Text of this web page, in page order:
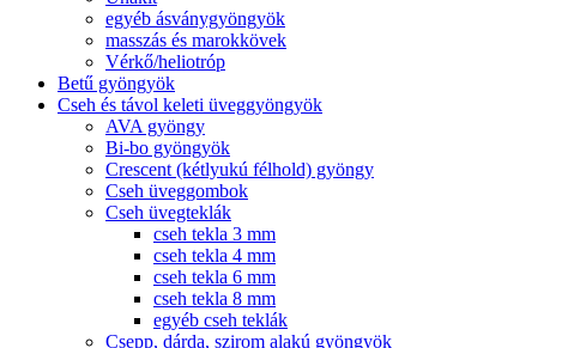
egyéb ásványgyöngyök
masszás és marokkövek
Vérkő/heliotróp
Betű gyöngyök
Cseh és távol keleti üveggyöngyök
AVA gyöngy
Bi-bo gyöngyök
Crescent (kétlyukú félhold) gyöngy
Cseh üveggombok
Cseh üvegteklák
cseh tekla 3 mm
cseh tekla 4 mm
cseh tekla 6 mm
cseh tekla 8 mm
egyéb cseh teklák
Csepp, dárda, szirom alakú gyöngyök